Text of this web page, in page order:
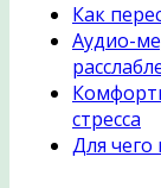
Как
Аудио-
стресса
Для чего